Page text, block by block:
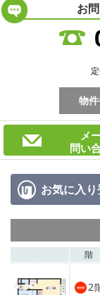
お
物
メ
問い
お気に入り
階
2